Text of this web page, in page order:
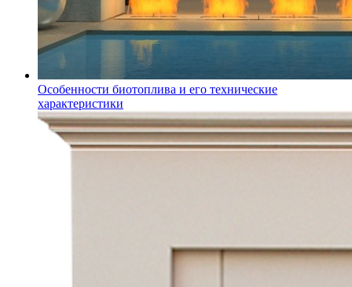
Особенности биотоплива и его технические
характеристики